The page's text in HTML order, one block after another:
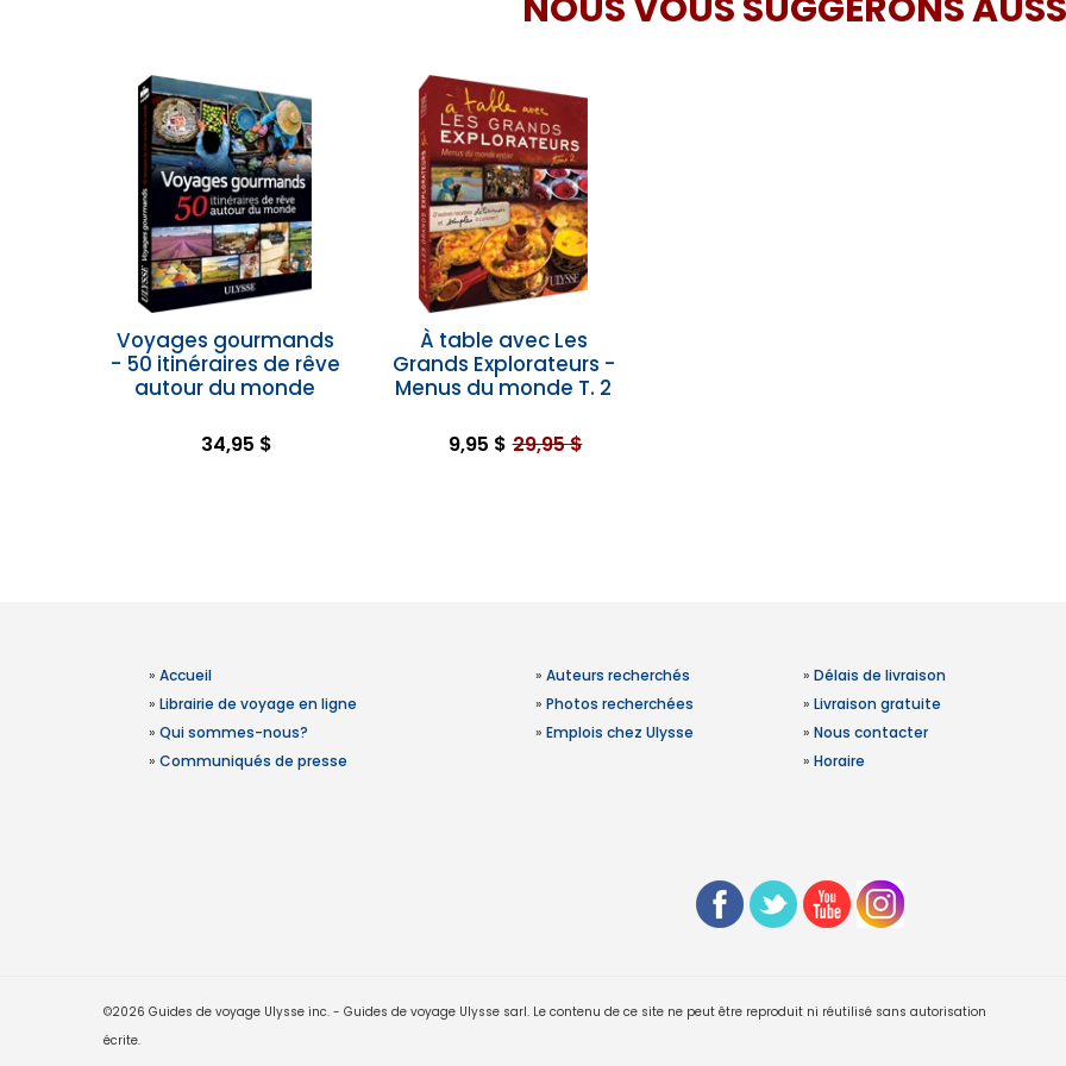
Voyages gourmands
- 50 itinéraires de rêve
autour du monde
34,95 $
À table avec Les
Grands Explorateurs -
Menus du monde T. 2
9,95 $ 29,95 $
» Accueil
» Librairie de voyage en ligne
» Qui sommes-nous?
» Communiqués de presse
» Auteurs recherchés
» Photos recherchées
» Emplois chez Ulysse
» Délais de livraison
» Livraison gratuite
» Nous contacter
» Horaire
©2026 Guides de voyage Ulysse inc. - Guides de voyage Ulysse sarl. Le contenu de ce site ne peut être reproduit ni réutilisé sans autorisation
écrite.